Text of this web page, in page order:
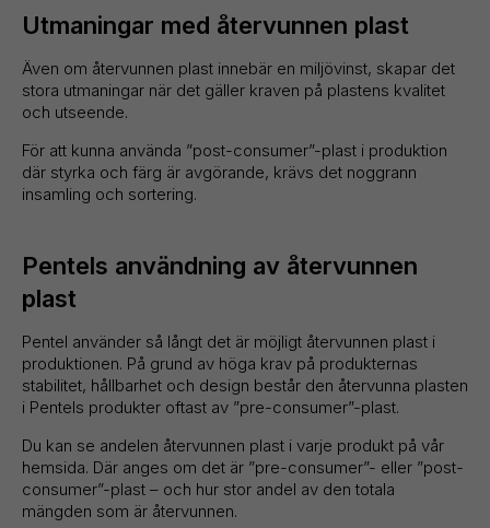
Utmaningar med återvunnen plast
Även om återvunnen plast innebär en miljövinst, skapar det
stora utmaningar när det gäller kraven på plastens kvalitet
och utseende.
För att kunna använda ”post-consumer”-plast i produktion
där styrka och färg är avgörande, krävs det noggrann
insamling och sortering.
Pentels användning av återvunnen
plast
Pentel använder så långt det är möjligt återvunnen plast i
produktionen. På grund av höga krav på produkternas
stabilitet, hållbarhet och design består den återvunna plasten
i Pentels produkter oftast av ”pre-consumer”-plast.
Du kan se andelen återvunnen plast i varje produkt på vår
hemsida. Där anges om det är ”pre-consumer”- eller ”post-
consumer”-plast – och hur stor andel av den totala
mängden som är återvunnen.